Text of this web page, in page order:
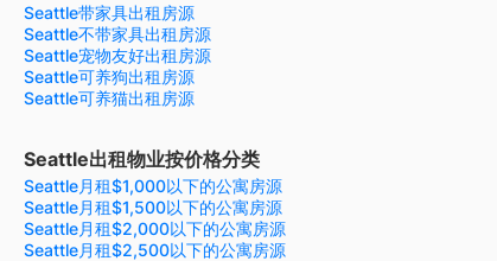
Seattle带家具出租房源
Seattle不带家具出租房源
Seattle宠物友好出租房源
Seattle可养狗出租房源
Seattle可养猫出租房源
Seattle出租物业按价格分类
Seattle月租$1,000以下的公寓房源
Seattle月租$1,500以下的公寓房源
Seattle月租$2,000以下的公寓房源
Seattle月租$2,500以下的公寓房源